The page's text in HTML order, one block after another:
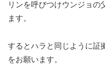
リンを呼びつけウンジョの
ます。
するとハラと同じように証
をお願います。